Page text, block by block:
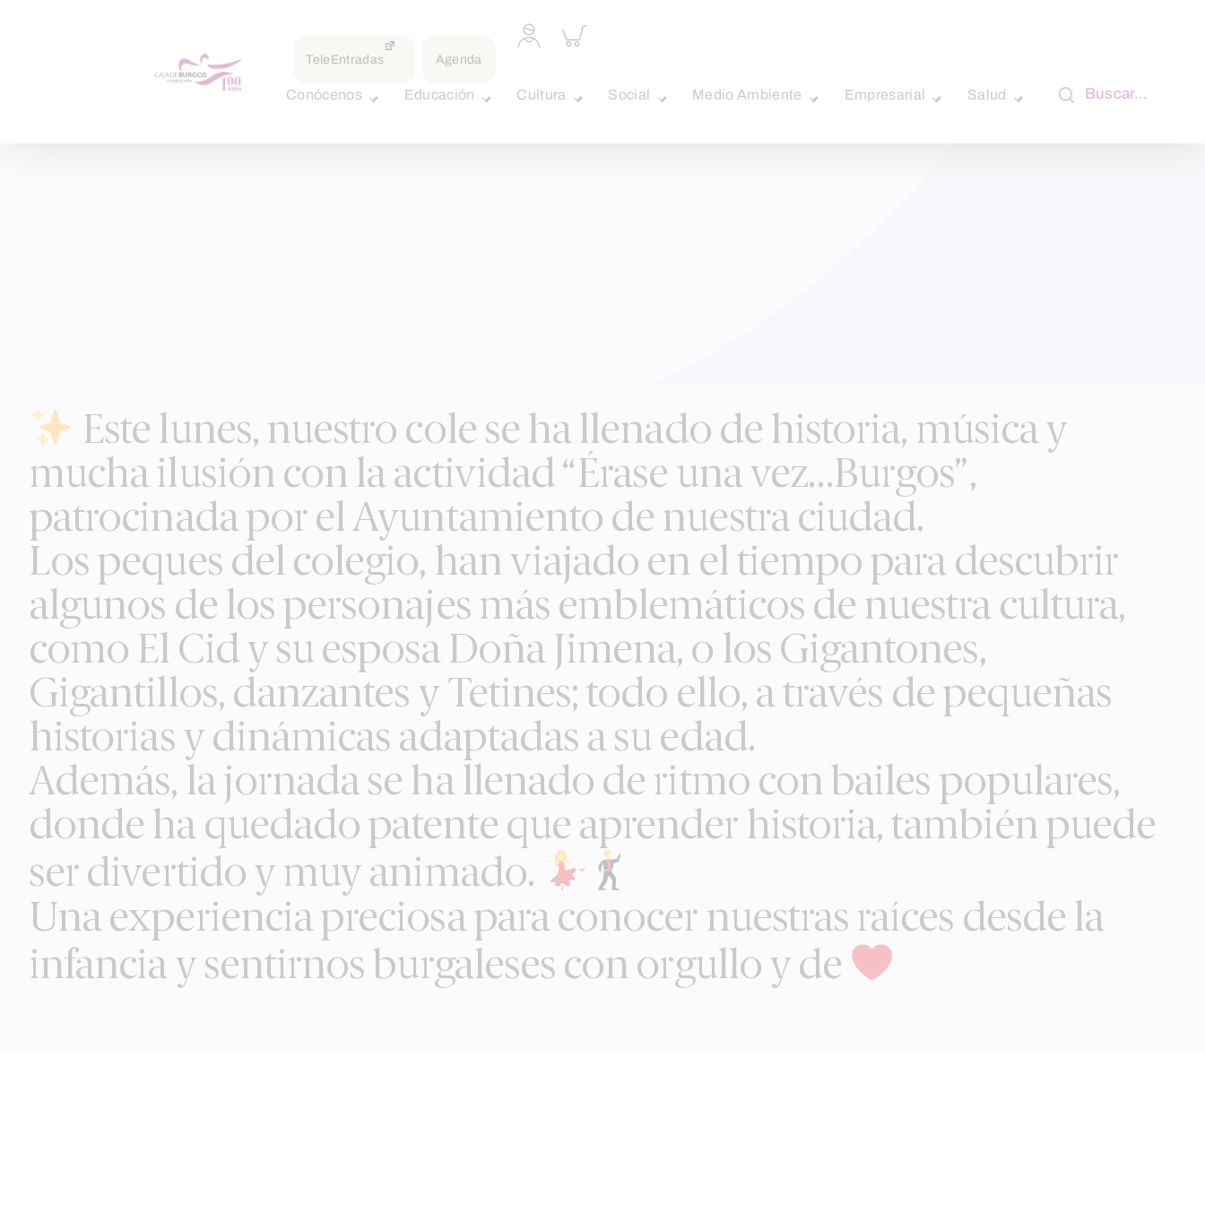
content
TeleEntradas Agenda
Acceder
a
Inspeccionar
carrito
Conócenos Educación Cultura Social Medio Ambiente Empresarial Salud Buscar…
Este lunes, nuestro cole se ha llenado de historia, música y
mucha ilusión con la actividad “Érase una vez…Burgos”,
patrocinada por el Ayuntamiento de nuestra ciudad.
Los peques del colegio, han viajado en el tiempo para descubrir
algunos de los personajes más emblemáticos de nuestra cultura,
como El Cid y su esposa Doña Jimena, o los Gigantones,
Gigantillos, danzantes y Tetines; todo ello, a través de pequeñas
historias y dinámicas adaptadas a su edad.
Además, la jornada se ha llenado de ritmo con bailes populares,
donde ha quedado patente que aprender historia, también puede
ser divertido y muy animado.
Una experiencia preciosa para conocer nuestras raíces desde la
infancia y sentirnos burgaleses con orgullo y de